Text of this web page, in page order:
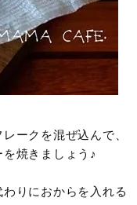
ークを混ぜ込んで、
焼きましょう♪
りにおからを入れる